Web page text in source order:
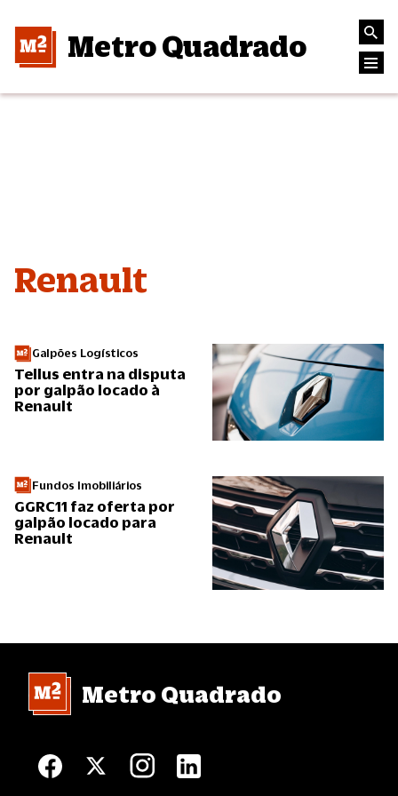
Metro Quadrado
Renault
Galpões Logísticos
Tellus entra na disputa
por galpão locado à
Renault
Fundos Imobiliários
GGRC11 faz oferta por
galpão locado para
Renault
Metro Quadrado